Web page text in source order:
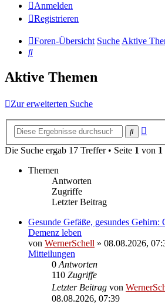
Anmelden
Registrieren
Foren-Übersicht SucheAktive
Suche
Aktive Themen
Zur erweiterten Suche
Suche
Die Suche ergab 17 Treffer • Seite 1 von 1
Themen
Antworten
Zugriffe
Letzter Beitrag
Gesunde Gefäße, gesundes Gehirn:
Demenz leben
von WernerSchell » 08.08.2026,
Mitteilungen
0 Antworten
110 Zugriffe
Letzter Beitrag von
08.08.2026, 07:39